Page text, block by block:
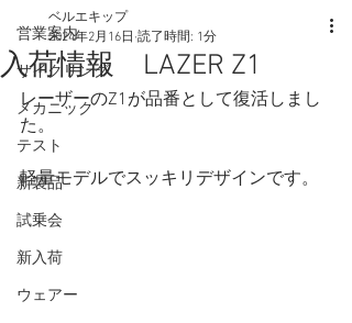
営業案内
サイクリング
メカニック
テスト
新製品
試乗会
新入荷
ウェアー
入荷情報 LAZER Z1
ベルエキップ
2024年2月16日 読了時間: 1分
レーザーのZ1が品番として復活しまし
た。
軽量モデルでスッキリデザインです。